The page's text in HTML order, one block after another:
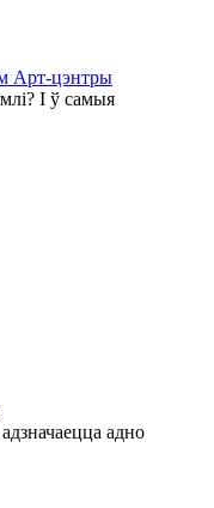
Арт-цэнтры
І ў самыя
адно